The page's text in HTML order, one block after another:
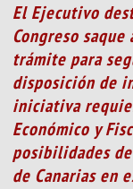
El Ejecutivo
Congreso
trámite para
disposición de
iniciativa
Económico y
posibilidades
de Canarias en